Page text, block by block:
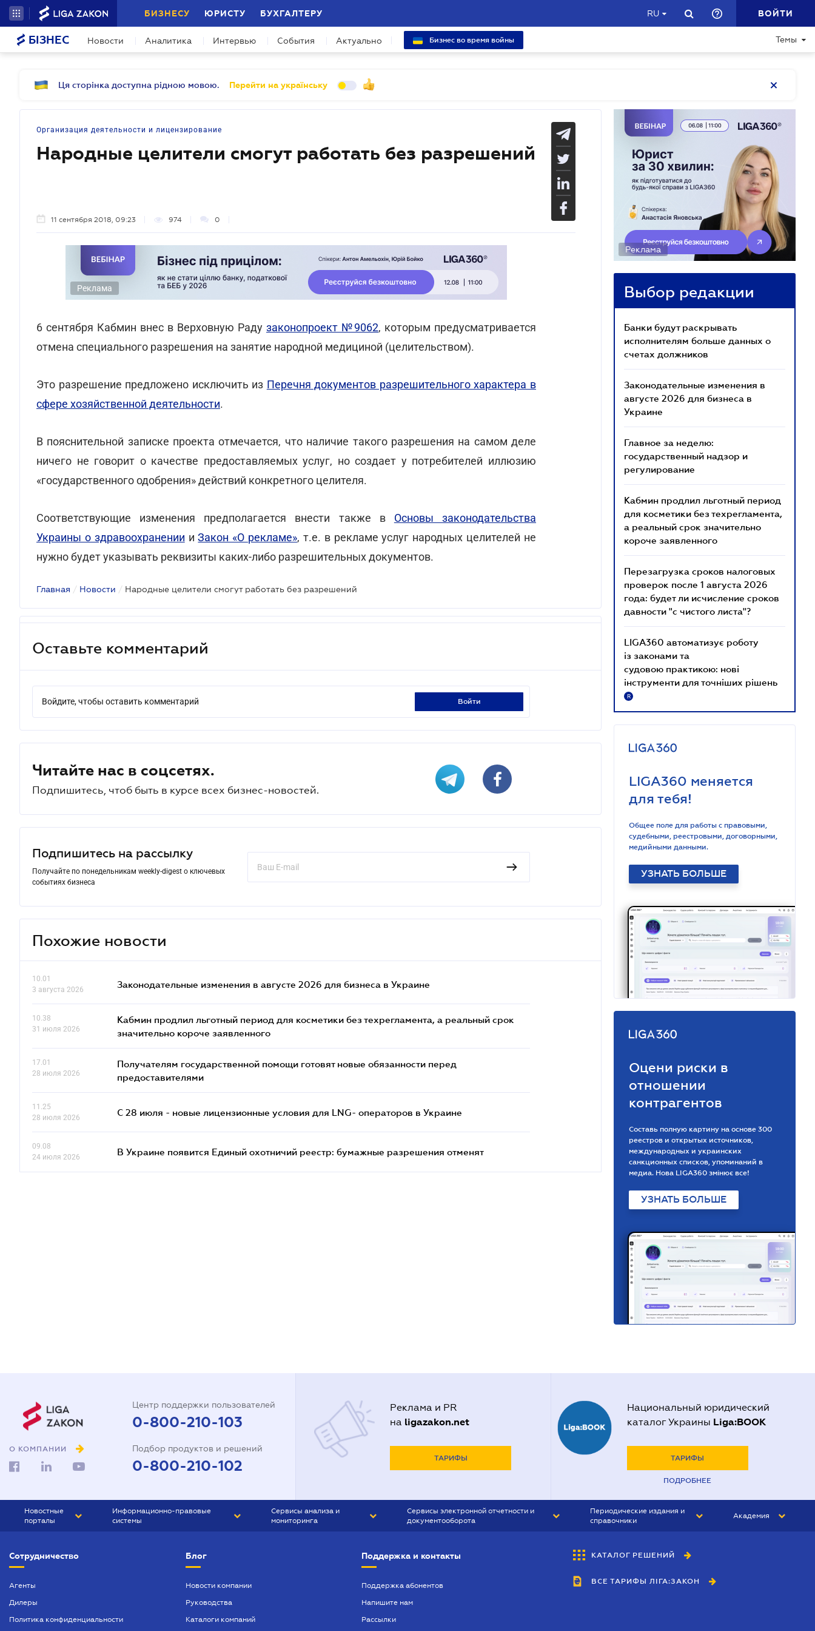
БИЗНЕСУ ЮРИСТУ БУХГАЛТЕРУ RU ВОЙТИ
БІЗНЕС Новости Аналитика Интервью События Актуально Бизнес во время войны Темы
Ця сторінка доступна рідною мовою. Перейти на українську
Организация деятельности и лицензирование
Народные целители смогут работать без разрешений
11 сентября 2018, 09:23 974 0
Реклама
6 сентября Кабмин внес в Верховную Раду законопроект №9062, которым предусматривается
отмена специального разрешения на занятие народной медициной (целительством).
Это разрешение предложено исключить из Перечня документов разрешительного характера в
сфере хозяйственной деятельности.
В пояснительной записке проекта отмечается, что наличие такого разрешения на самом деле
ничего не говорит о качестве предоставляемых услуг, но создает у потребителей иллюзию
«государственного одобрения» действий конкретного целителя.
Соответствующие изменения предполагается внести также в Основы законодательства
Украины о здравоохранении иЗакон «О рекламе», т.е. в рекламе услуг народных целителей не
нужно будет указывать реквизиты каких-либо разрешительных документов.
Главная / Новости / Народные целители смогут работать без разрешений
Оставьте комментарий
Войдите, чтобы оставить комментарий войти
Читайте нас в соцсетях.
Подпишитесь, чтоб быть в курсе всех бизнес-новостей.
Подпишитесь на рассылку
Получайте по понедельникам weekly-digest о ключевых
событиях бизнеса
Похожие новости
10.01
3 августа 2026
Законодательные изменения в августе 2026 для бизнеса в Украине
10.38
31 июля 2026
Кабмин продлил льготный период для косметики без техрегламента, а реальный срок
значительно короче заявленного
17.01
28 июля 2026
Получателям государственной помощи готовят новые обязанности перед
предоставителями
11.25
28 июля 2026
С 28 июля - новые лицензионные условия для LNG- операторов в Украине
09.08
24 июля 2026
В Украине появится Единый охотничий реестр: бумажные разрешения отменят
Реклама
Выбор редакции
Банки будут раскрывать
исполнителям больше данных о
счетах должников
Законодательные изменения в
августе 2026 для бизнеса в
Украине
Главное за неделю:
государственный надзор и
регулирование
Кабмин продлил льготный период
для косметики без техрегламента,
а реальный срок значительно
короче заявленного
Перезагрузка сроков налоговых
проверок после 1 августа 2026
года: будет ли исчисление сроков
давности "с чистого листа"?
LIGA360 автоматизує роботу
із законами та
судовою практикою: нові
інструменти для точніших рішень
R
LIGA360 меняется
для тебя!
Общее поле для работы с правовыми,
судебными, реестровыми, договорными,
медийными данными.
УЗНАТЬ БОЛЬШЕ
Оцени риски в
отношении
контрагентов
Составь полную картину на основе 300
реестров и открытых источников,
международных и украинских
санкционных списков, упоминаний в
медиа. Нова LIGA360 змінює все!
УЗНАТЬ БОЛЬШЕ
О КОМПАНИИ
Центр поддержки пользователей
0-800-210-103
Подбор продуктов и решений
0-800-210-102
Реклама и PR
на ligazakon.net
ТАРИФЫ
Национальный юридический
каталог Украины Liga:BOOK
ТАРИФЫ
ПОДРОБНЕЕ
Новостные
порталы
БИЗНЕС
Информационно-правовые
системы
БУХГАЛТЕР ПРОФ
ЮРИСТ ПРОФ
Сервисы анализа и
мониторинга
Сервисы электронной отчетности и
документооборота
Периодические издания и
справочники
БУХГАЛТЕР&ЗАКОН
ВЕСТНИК МСФО
Академия
Сотрудничество
Агенты
Дилеры
Политика конфиденциальности
Блог
Новости компании
Руководства
Каталоги компаний
Поддержка и контакты
Поддержка абонентов
Напишите нам
Рассылки
КАТАЛОГ РЕШЕНИЙ
ВСЕ ТАРИФЫ ЛІГА:ЗАКОН